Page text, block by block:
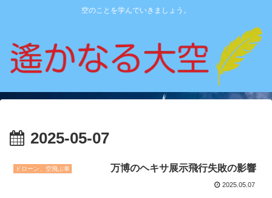
空のことを学んでいきましょう。
2025-05-07
ドローン、空飛ぶ車 万博のヘキサ展示飛行失敗の影響
2025.05.07